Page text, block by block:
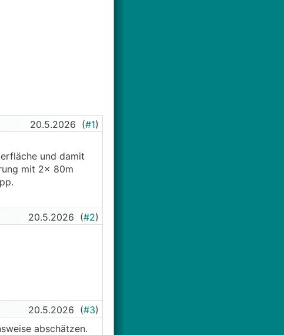
20.5.2026 (#1)
und damit
mit 2x 80m
20.5.2026 (#2)
20.5.2026 (#3)
abschätzen.